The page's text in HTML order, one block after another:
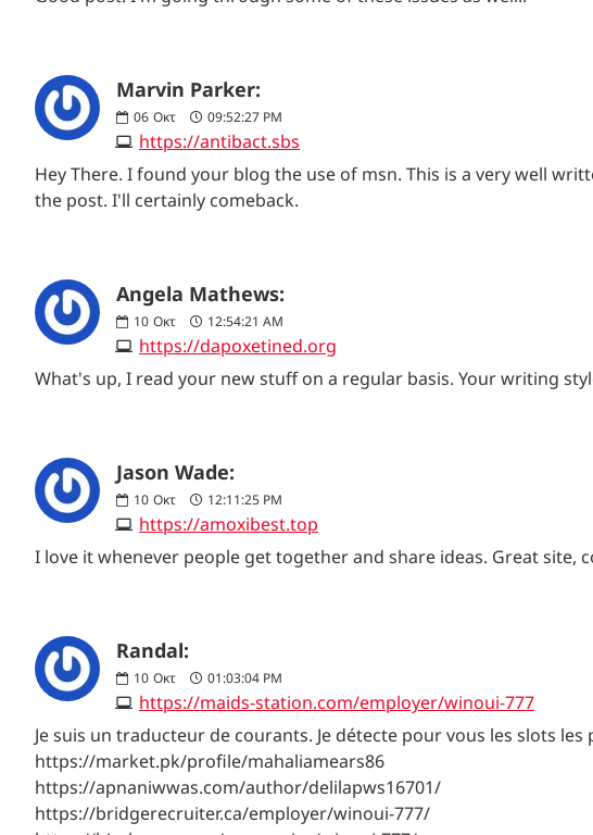
Marvin Parker:
06 Οκτ 09:52:27 PM
https://antibact.sbs
Hey There. I found your blog the use of msn. This is a very well
the post. I'll certainly comeback.
Angela Mathews:
10 Οκτ 12:54:21 AM
https://dapoxetined.org
What's up, I read your new stuff on a regular basis. Your writing
Jason Wade:
10 Οκτ 12:11:25 PM
https://amoxibest.top
I love it whenever people get together and share ideas. Great site,
Randal:
10 Οκτ 01:03:04 PM
https://maids-station.com/employer/winoui-777
Je suis un traducteur de courants. Je détecte pour vous les slots
https://market.pk/profile/mahaliamears86
https://apnaniwwas.com/author/delilapws16701/
https://bridgerecruiter.ca/employer/winoui-777/